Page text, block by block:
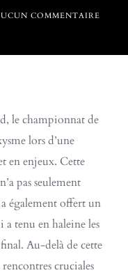
COMMENTAIRE
le championnat de
lors d’une
en enjeux. Cette
pas seulement
également offert un
tenu en haleine les
Au-delà de cette
cruciales